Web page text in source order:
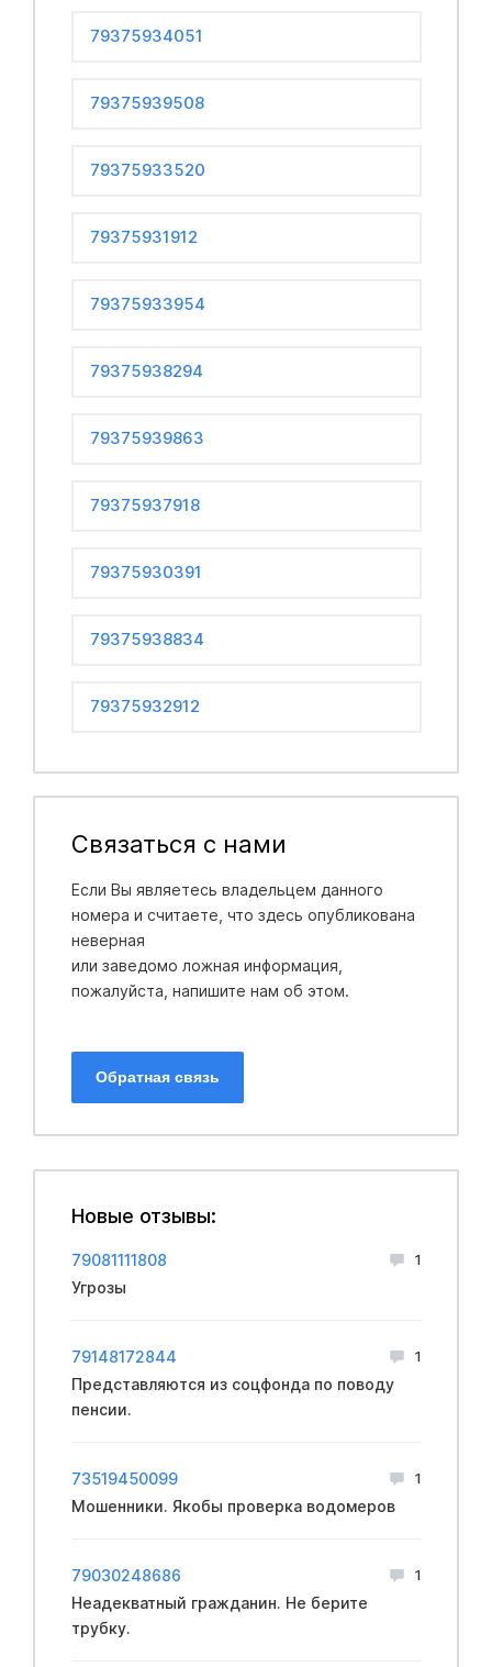
79375934051
79375939508
79375933520
79375931912
79375933954
79375938294
79375939863
79375937918
79375930391
79375938834
79375932912
Связаться с нами
Если Вы являетесь владельцем данного
номера и считаете, что здесь опубликована
неверная
или заведомо ложная информация,
пожалуйста, напишите нам об этом.
Обратная связь
Новые отзывы:
79081111808 1
Угрозы
79148172844 1
Представляются из соцфонда по поводу
пенсии.
73519450099 1
Мошенники. Якобы проверка водомеров
79030248686 1
Неадекватный гражданин. Не берите
трубку.